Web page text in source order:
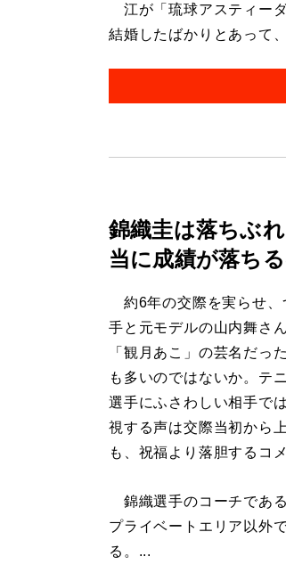
江が「琉球アスティー
結婚したばかりとあって
錦織圭は落ちぶ
当に成績が落ち
約6年の交際を実らせ、
手と元モデルの山内舞さ
「観月あこ」の芸名だっ
も多いのではないか。テ
選手にふさわしい相手で
視する声は交際当初から
も、祝福より落胆するコ
錦織選手のコーチであ
プライベートエリア以外
る。...